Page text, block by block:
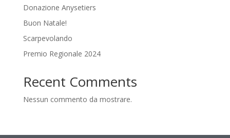
Donazione Anysetiers
Buon Natale!
Scarpevolando
Premio Regionale 2024
Recent Comments
Nessun commento da mostrare.